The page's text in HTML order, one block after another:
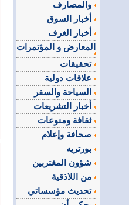
المعارض و المؤتمرات
تحقيقات
ثقافة ومنوعات
تحديث مؤسساتي